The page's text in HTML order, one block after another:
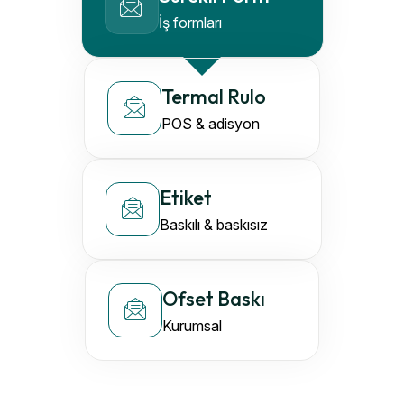
İş formları
Termal Rulo
POS & adisyon
Etiket
Baskılı & baskısız
Ofset Baskı
Kurumsal